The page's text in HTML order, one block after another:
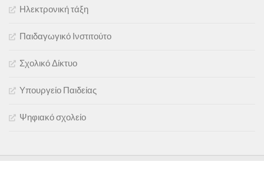
Ηλεκτρονική τάξη
Παιδαγωγικό Ινστιτούτο
Σχολικό Δίκτυο
Υπουργείο Παιδείας
Ψηφιακό σχολείο